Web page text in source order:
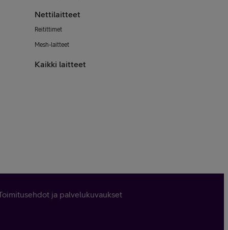
Nettilaitteet
Reitittimet
Mesh-laitteet
Kaikki laitteet
ja palvelukuvaukset